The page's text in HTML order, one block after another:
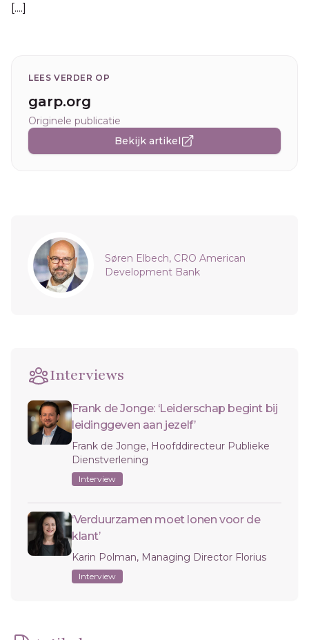
[....]
LEES VERDER OP
garp.org
Originele publicatie
Bekijk artikel
Sidebar
Søren Elbech, CRO American
Development Bank
Interviews
Frank de Jonge: ‘Leiderschap begint bij
leidinggeven aan jezelf’
Frank de Jonge, Hoofddirecteur Publieke
Dienstverlening
Interview
‘Verduurzamen moet lonen voor de
klant’
Karin Polman, Managing Director Florius
Interview